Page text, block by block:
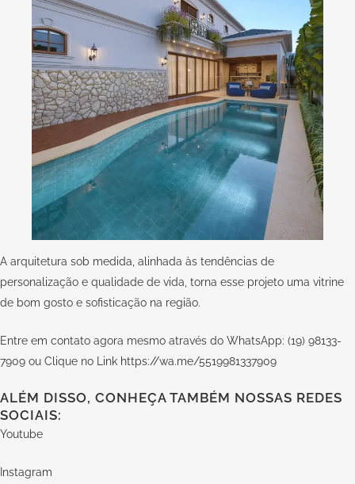
A arquitetura sob medida, alinhada às tendências de
personalização e qualidade de vida, torna esse projeto uma vitrine
de bom gosto e sofisticação na região.
Entre em contato agora mesmo através do WhatsApp: (19) 98133-
7909 ou Clique no Link https://wa.me/5519981337909
ALÉM DISSO, CONHEÇA TAMBÉM NOSSAS REDES
SOCIAIS:
Youtube
Instagram